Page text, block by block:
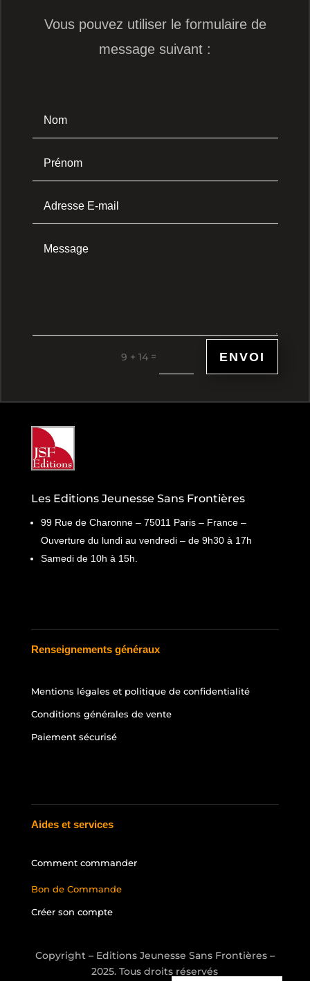
Vous pouvez utiliser le formulaire de
message suivant :
9 + 14= ENVOI
Les Editions Jeunesse Sans Frontières
99 Rue de Charonne – 75011 Paris – France –
Ouverture du lundi au vendredi – de 9h30 à 17h
Samedi de 10h à 15h.
Renseignements généraux
Mentions légales et politique de confidentialité
Conditions générales de vente
Paiement sécurisé
Aides et services
Comment commander
Bon de Commande
Créer son compte
Copyright – Editions Jeunesse Sans Frontières –
2025. Tous droits réservés